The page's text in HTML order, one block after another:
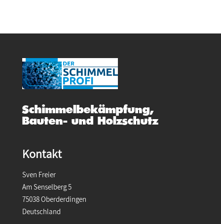
Schimmelbekämpfung,
Bauten- und Holzschutz
Kontakt
Sven Freier
Am Senselberg 5
75038 Oberderdingen
Deutschland